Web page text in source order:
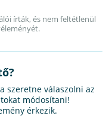
írták, és nem feltétlenül
szeretne válaszolni az
módosítani!
érkezik.